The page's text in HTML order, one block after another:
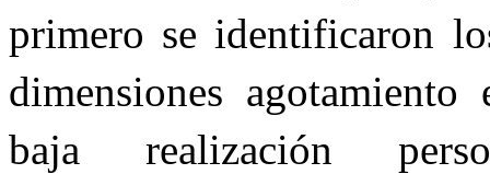
primero se identificaron
dimensiones agotamiento
baja realización